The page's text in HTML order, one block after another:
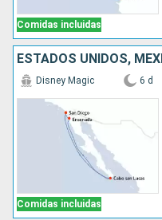
Comidas incluidas
ESTADOS UNIDOS,
Comidas incluidas
Disney Magic 6 d